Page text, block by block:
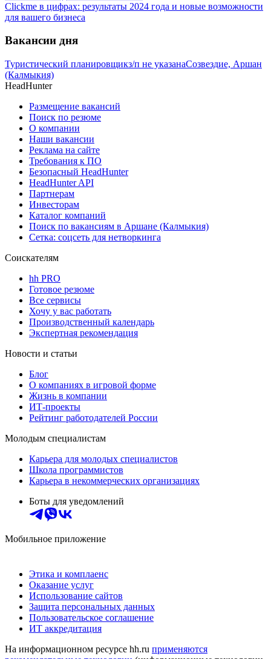
Clickme в цифрах: результаты 2024 года и новые возможности
для вашего бизнеса
Вакансии дня
Туристический планировщикз/п не указанаСозвездие, Аршан
(Калмыкия)
HeadHunter
Размещение вакансий
Поиск по резюме
О компании
Наши вакансии
Реклама на сайте
Требования к ПО
Безопасный HeadHunter
HeadHunter API
Партнерам
Инвесторам
Каталог компаний
Поиск по вакансиям в Аршане (Калмыкия)
Сетка: соцсеть для нетворкинга
Соискателям
hh PRO
Готовое резюме
Все сервисы
Хочу у вас работать
Производственный календарь
Экспертная рекомендация
Новости и статьи
Блог
О компаниях в игровой форме
Жизнь в компании
ИТ-проекты
Рейтинг работодателей России
Молодым специалистам
Карьера для молодых специалистов
Школа программистов
Карьера в некоммерческих организациях
Боты для уведомлений
Мобильное приложение
Этика и комплаенс
Оказание услуг
Использование сайтов
Защита персональных данных
Пользовательское соглашение
ИТ аккредитация
На информационном ресурсе hh.ru применяются